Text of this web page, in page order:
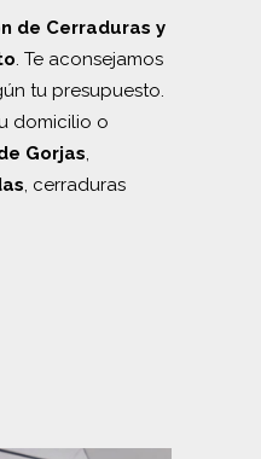
de Cerraduras y
. Te aconsejamos
tu presupuesto.
domicilio o
Gorjas,
, cerraduras